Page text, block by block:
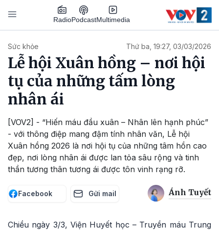
Nhảy đến nội dung
RadioPodcastMultimedia
Sức khỏe Thứ ba, 19:27, 03/03/2026
Lễ hội Xuân hồng – nơi hội
tụ của những tấm lòng
nhân ái
[VOV2] - “Hiến máu đầu xuân – Nhân lên hạnh phúc”
- với thông điệp mang đậm tính nhân văn, Lễ hội
Xuân hồng 2026 là nơi hội tụ của những tâm hồn cao
đẹp, nơi lòng nhân ái được lan tỏa sâu rộng và tinh
thần tương thân tương ái được tôn vinh rạng rỡ.
Facebook Gửi mail Ánh Tuyết
Chiều ngày 3/3, Viện Huyết học – Truyền máu Trung